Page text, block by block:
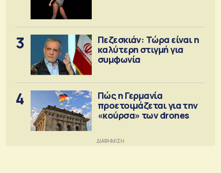
3
Πεζεσκιάν: Τώρα είναι η
καλύτερη στιγμή για
συμφωνία
4
Πώς η Γερμανία
προετοιμάζεται για την
«κούρσα» των drones